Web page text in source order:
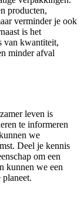
producten,
verminder je ook
is het
van kwantiteit,
minder afval
leven is
te informeren
we
Deel je kennis
om een
kunnen we een